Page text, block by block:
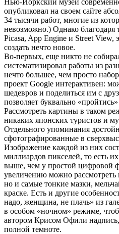
опубликовал на своем сайте
34 тысячи работ, многие из
невозможно.) Однако благодаря
Picasa, App Engine и Street View,
создать нечто новое.
Во-первых, еще никто не
систематизировал работы из
нечто большее, чем просто
проект Google интерактивен:
шедевров и поделиться им с
позволяет буквально
Рассмотреть картины в таком
никаких японских туристов и
Отдельного упоминания
сфотографированные в
Изображение каждой из них
миллиардов пикселей, то есть
выше, чем у простой цифровой
увеличению можно рассмотреть
но и самые тонкие мазки,
краске. Есть и другие
надо, женщина, не плачь» из
в особом «ночном» режиме,
автором Крисом Офили надпись,
полной темноте.